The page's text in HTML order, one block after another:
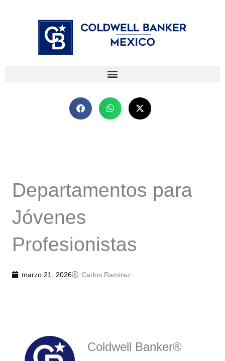
Departamentos para
Jóvenes
Profesionistas
marzo 21, 2026 Carlos Ramirez
Coldwell Banker®